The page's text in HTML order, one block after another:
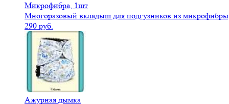
Микрофибра, 1шт
Многоразовый вкладыш для подгузников из
290 руб.
Ажурная дымка